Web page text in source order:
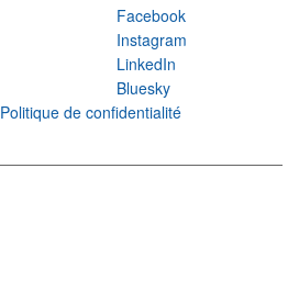
Facebook
Instagram
LinkedIn
Bluesky
Politique de confidentialité